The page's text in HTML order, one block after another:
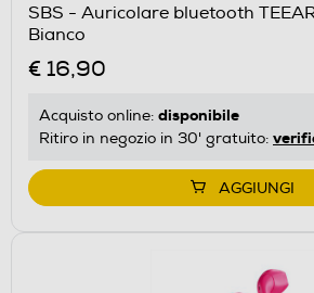
SBS - Auricolare bluetooth
Bianco
€ 16,90
Acquisto online: disponibile
Ritiro in negozio in 30' gratuito:
AGGIUNGI